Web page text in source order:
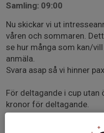
Samling: 09:00
Nu skickar vi ut
våren och sommaren.
se hur många som kan/
anmäla.
Svara asap så vi hinner
För deltagande i cup
kronor för deltagande.
För deltagande på